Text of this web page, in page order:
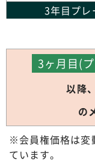
3年目プ
3ヶ月目(
以降
の
※会員権価格は変
ています。